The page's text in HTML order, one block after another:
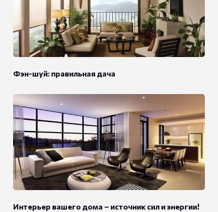
Фэн-шуй: правильная дача
Интерьер вашего дома – источник сил и энергии!